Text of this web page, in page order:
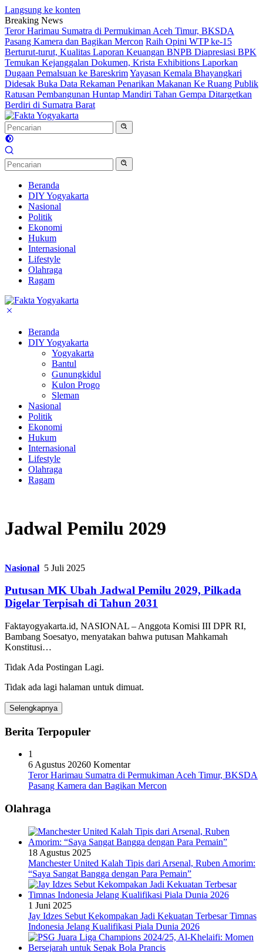
Langsung ke konten
Breaking News
Teror Harimau Sumatra di Permukiman Aceh Timur, BKSDA
Pasang Kamera dan Bagikan Mercon Raih Opini WTP ke-15
Berturut-turut, Kualitas Laporan Keuangan BNPB Diapresiasi BPK
Temukan Kejanggalan Dokumen, Krista Exhibitions Laporkan
Dugaan Pemalsuan ke BareskrimYayasan Kemala Bhayangkari
Didesak Buka Data Rekaman Penarikan Makanan Ke Ruang Publik
Ratusan Pembangunan Huntap Mandiri Tahan Gempa Ditargetkan
Berdiri di Sumatra Barat
Beranda
DIY Yogyakarta
Nasional
Politik
Ekonomi
Hukum
Internasional
Lifestyle
Olahraga
Ragam
Beranda
DIY Yogyakarta
Yogyakarta
Bantul
Gunungkidul
Kulon Progo
Sleman
Nasional
Politik
Ekonomi
Hukum
Internasional
Lifestyle
Olahraga
Ragam
Jadwal Pemilu 2029
Nasional 5 Juli 2025
Putusan MK Ubah Jadwal Pemilu 2029, Pilkada
Digelar Terpisah di Tahun 2031
Faktayogyakarta.id, NASIONAL – Anggota Komisi III DPR RI,
Bambang Soesatyo, menyatakan bahwa putusan Mahkamah
Konstitusi…
Tidak Ada Postingan Lagi.
Tidak ada lagi halaman untuk dimuat.
Selengkapnya
Berita Terpopuler
1
6 Agustus 20260 Komentar
Teror Harimau Sumatra di Permukiman Aceh Timur, BKSDA
Pasang Kamera dan Bagikan Mercon
Olahraga
18 Agustus 2025
Manchester United Kalah Tipis dari Arsenal, Ruben Amorim:
“Saya Sangat Bangga dengan Para Pemain”
1 Juni 2025
Jay Idzes Sebut Kekompakan Jadi Kekuatan Terbesar Timnas
Indonesia Jelang Kualifikasi Piala Dunia 2026